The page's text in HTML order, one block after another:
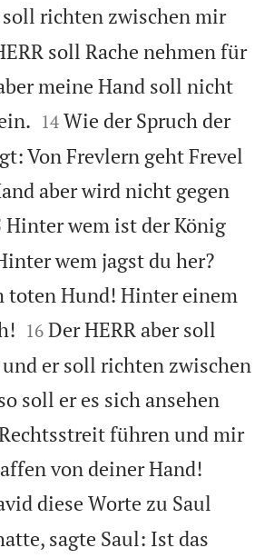
soll richten zwischen mir
soll Rache nehmen für
meine Hand soll nicht


14 Wie der Spruch der
Von Frevlern geht Frevel
aber wird nicht gegen
Hinter wem ist der König
wem jagst du her?
toten Hund! Hinter einem


16 Der HERR aber soll
er soll richten zwischen
soll er es sich ansehen
führen und mir
von deiner Hand!
diese Worte zu Saul
sagte Saul: Ist das